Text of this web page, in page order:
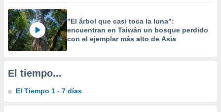
del
de
o a través
de
de
con el
"El árbol que casi toca la luna":
encuentran en Taiwán un bosque perdido
con el ejemplar más alto de Asia
El tiempo...
El Tiempo 1 - 7 días